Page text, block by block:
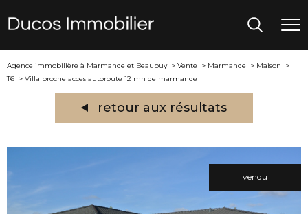
Agence immobilière à Marmande et Beaupuy Vente Marmande
Maison
T6
Villa proche acces autoroute 12 mn de marmande
retour aux résultats
vendu